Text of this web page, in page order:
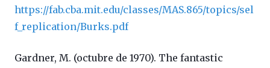
https://fab.cba.mit.edu/classes/MAS.865/topics/sel
f_replication/Burks.pdf
Gardner, M. (octubre de 1970). The fantastic